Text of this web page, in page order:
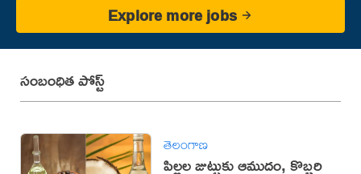
Explore more jobs
సంబంధిత పోస్ట్
తెలంగాణ
పిల్లల జుట్టుకు ఆముదం, కొబ్బరి